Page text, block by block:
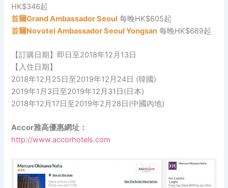
HK$346起
首爾Grand Ambassador Seoul 每晚HK$605起
首爾Novotel Ambassador Seoul Yongsan 每晚HK$689起
【訂購日期】即日至2018年12月13日
【入住日期】
2018年12月25日至2019年12月24日 (韓國)
2019年1月3日至2019年12月31日(日本)
2018年12月17日至2019年2月28日(中國內地)
Accor雅高優惠網址：
http://www.accorhotels.com